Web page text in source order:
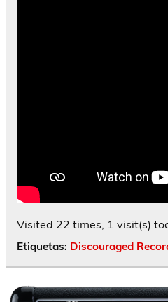
Visited 22 times, 1 visit(s)
Etiquetas: Discouraged